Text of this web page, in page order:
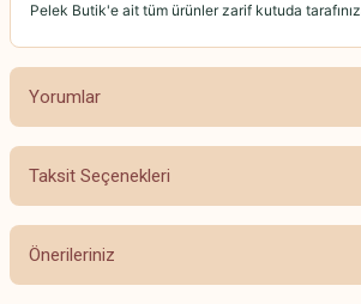
Pelek Butik'e ait tüm ürünler zarif kutuda
Yorumlar
Bu ürüne ilk yorumu siz
Taksit Seçenekleri
Önerileriniz